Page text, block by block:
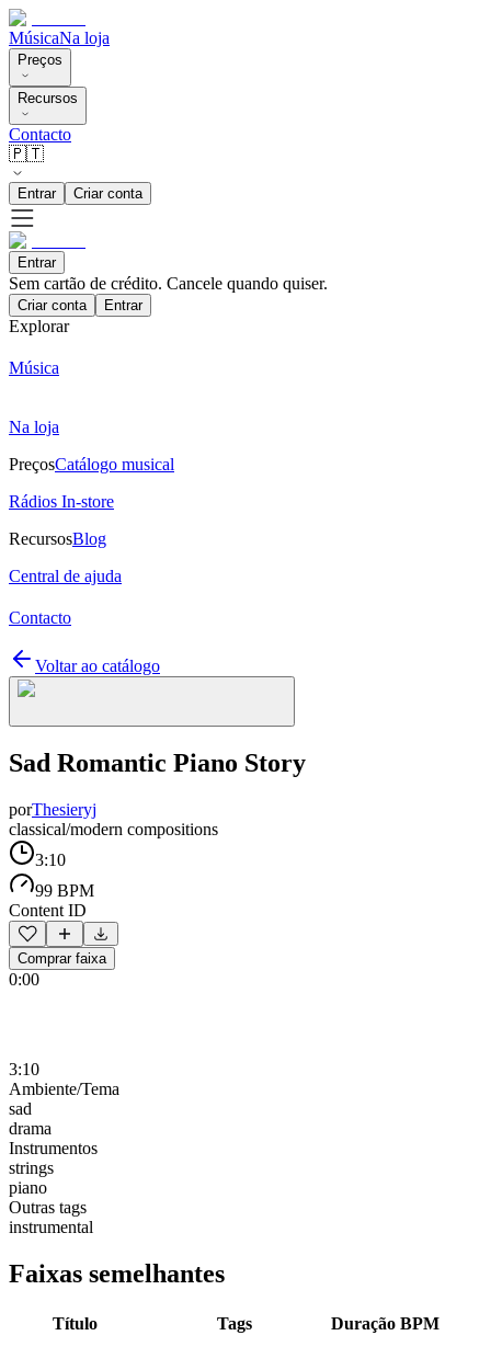
MúsicaNa loja
Preços
Recursos
Contacto
🇵🇹
Entrar Criar conta
Entrar
Sem cartão de crédito. Cancele quando quiser.
Criar conta Entrar
Explorar
Música
Na loja
PreçosCatálogo musical
Rádios In-store
RecursosBlog
Central de ajuda
Contacto
Voltar ao catálogo
Sad Romantic Piano Story
porThesieryj
classical/modern compositions
3:10
99 BPM
Content ID
Comprar faixa
0:00
3:10
Ambiente/Tema
sad
drama
Instrumentos
strings
piano
Outras tags
instrumental
Faixas semelhantes
Título Tags Duração BPM